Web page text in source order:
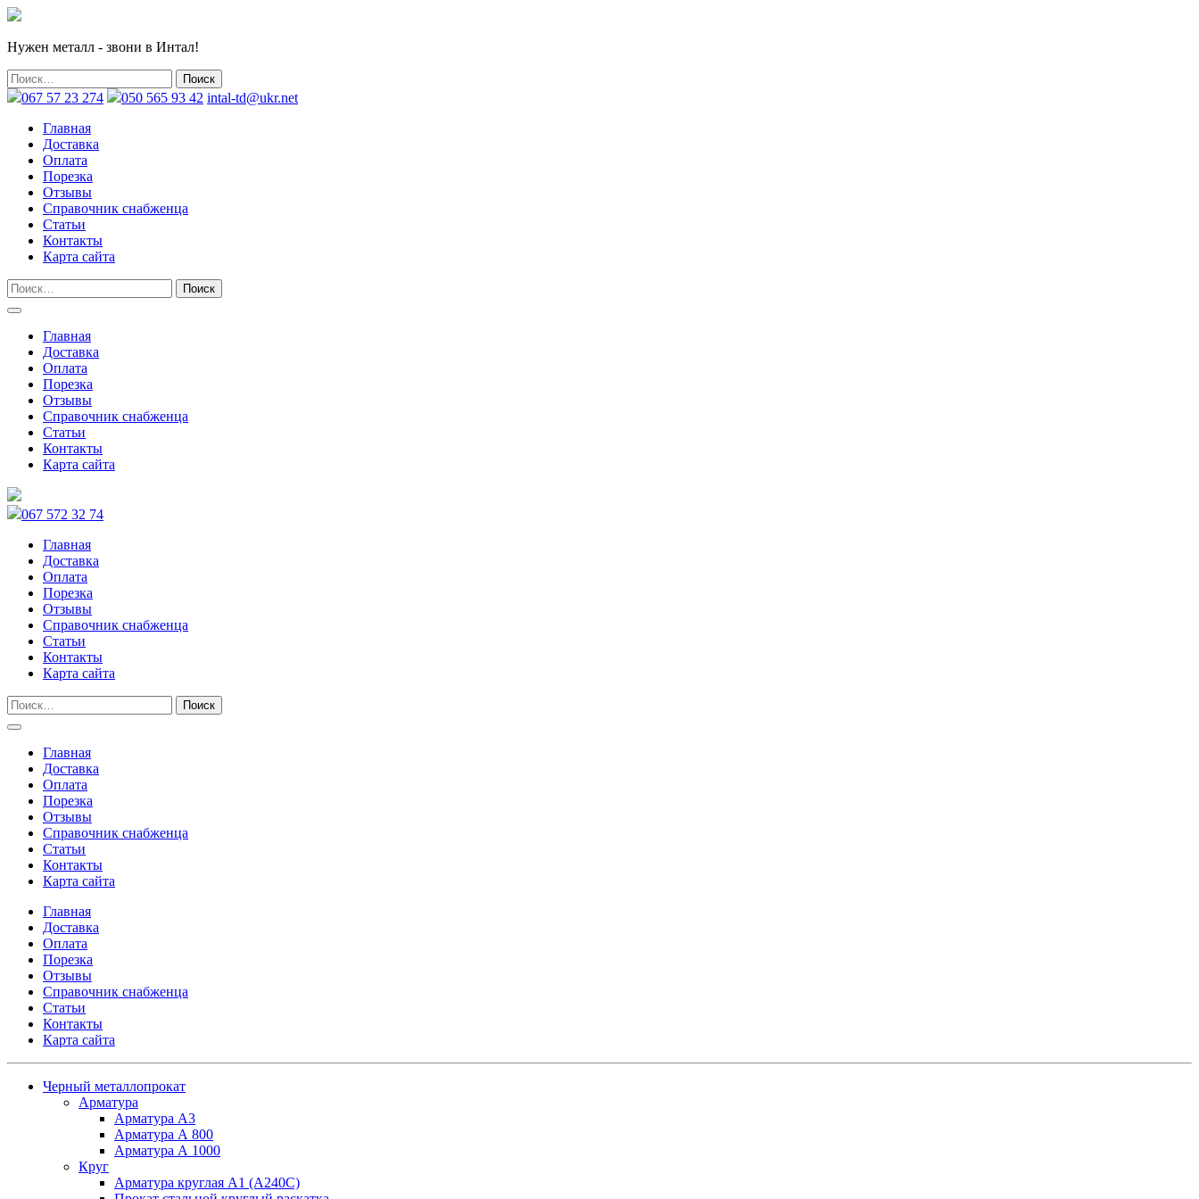
Нужен металл - звони в Интал!
067 57 23 274 050 565 93 42 intal-td@ukr.net
Главная
Доставка
Оплата
Порезка
Отзывы
Справочник снабженца
Статьи
Контакты
Карта сайта
Главная
Доставка
Оплата
Порезка
Отзывы
Справочник снабженца
Статьи
Контакты
Карта сайта
067 572 32 74
Главная
Доставка
Оплата
Порезка
Отзывы
Справочник снабженца
Статьи
Контакты
Карта сайта
Главная
Доставка
Оплата
Порезка
Отзывы
Справочник снабженца
Статьи
Контакты
Карта сайта
Главная
Доставка
Оплата
Порезка
Отзывы
Справочник снабженца
Статьи
Контакты
Карта сайта
Черный металлопрокат
Арматура
Арматура А3
Арматура А 800
Арматура А 1000
Круг
Арматура круглая А1 (А240C)